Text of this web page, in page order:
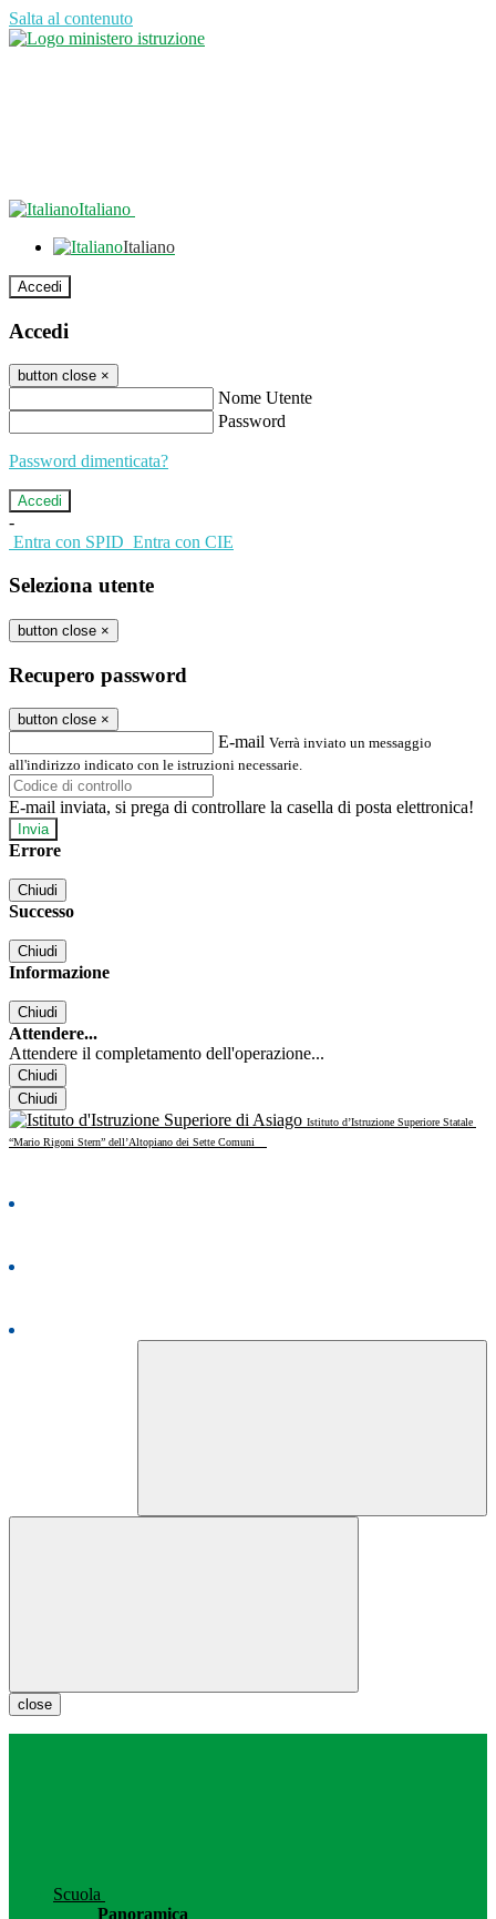
Salta al contenuto
Italiano
Italiano
Accedi
Accedi
button close ×
Nome Utente
Password
Password dimenticata?
-
Entra con SPID Entra con CIE
Seleziona utente
button close ×
Recupero password
button close ×
E-mail Verrà inviato un messaggio
all'indirizzo indicato con le istruzioni necessarie.
E-mail inviata, si prega di controllare la casella di posta elettronica!
Errore
Chiudi
Successo
Chiudi
Informazione
Chiudi
Attendere...
Attendere il completamento dell'operazione...
Chiudi
Chiudi
Istituto d’Istruzione Superiore Statale
“Mario Rigoni Stern” dell’Altopiano dei Sette Comuni
close
Scuola
Panoramica